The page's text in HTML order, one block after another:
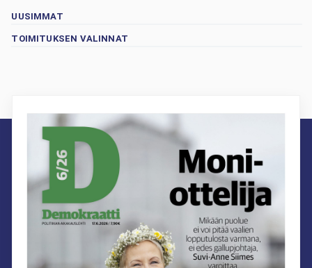
UUSIMMAT
TOIMITUKSEN VALINNAT